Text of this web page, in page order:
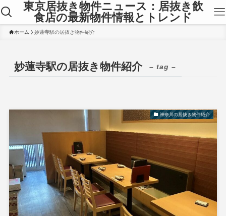
東京居抜き物件ニュース：居抜き飲
食店の最新物件情報とトレンド
ホーム 妙蓮寺駅の居抜き物件紹介
妙蓮寺駅の居抜き物件紹介 – tag –
神奈川の居抜き物件紹介